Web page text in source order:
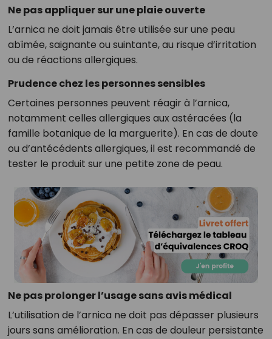
Ne pas appliquer sur une plaie ouverte
L’arnica ne doit jamais être utilisée sur une peau
abîmée, saignante ou suintante, au risque d’irritation
ou de réactions allergiques.
Prudence chez les personnes sensibles
Certaines personnes peuvent réagir à l’arnica,
notamment celles allergiques aux astéracées (la
famille botanique de la marguerite). En cas de doute
ou d’antécédents allergiques, il est recommandé de
tester le produit sur une petite zone de peau.
Ne pas prolonger l’usage sans avis médical
L’utilisation de l’arnica ne doit pas dépasser plusieurs
jours sans amélioration. En cas de douleur persistante